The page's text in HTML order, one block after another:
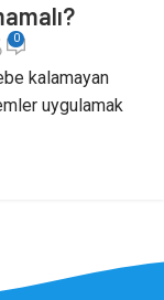
0
kalamayan
uygulamak